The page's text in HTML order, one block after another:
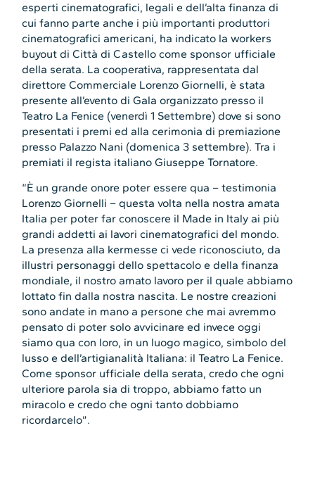
esperti cinematografici, legali e dell’alta finanza di
cui fanno parte anche i più importanti produttori
cinematografici americani, ha indicato la workers
buyout di Città di Castello come sponsor ufficiale
della serata. La cooperativa, rappresentata dal
direttore Commerciale Lorenzo Giornelli, è stata
presente all’evento di Gala organizzato presso il
Teatro La Fenice (venerdì 1 Settembre) dove si sono
presentati i premi ed alla cerimonia di premiazione
presso Palazzo Nani (domenica 3 settembre). Tra i
premiati il regista italiano Giuseppe Tornatore.
“È un grande onore poter essere qua – testimonia
Lorenzo Giornelli – questa volta nella nostra amata
Italia per poter far conoscere il Made in Italy ai più
grandi addetti ai lavori cinematografici del mondo.
La presenza alla kermesse ci vede riconosciuto, da
illustri personaggi dello spettacolo e della finanza
mondiale, il nostro amato lavoro per il quale abbiamo
lottato fin dalla nostra nascita. Le nostre creazioni
sono andate in mano a persone che mai avremmo
pensato di poter solo avvicinare ed invece oggi
siamo qua con loro, in un luogo magico, simbolo del
lusso e dell’artigianalità Italiana: il Teatro La Fenice.
Come sponsor ufficiale della serata, credo che ogni
ulteriore parola sia di troppo, abbiamo fatto un
miracolo e credo che ogni tanto dobbiamo
ricordarcelo”.